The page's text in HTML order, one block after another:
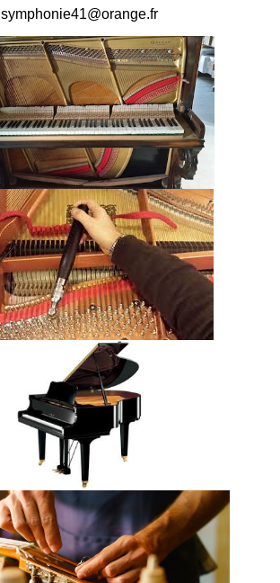
symphonie41@orange.fr